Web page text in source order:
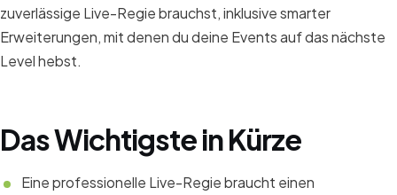
zuverlässige Live-Regie brauchst, inklusive smarter
Erweiterungen, mit denen du deine Events auf das nächste
Level hebst.
Das Wichtigste in Kürze
Eine professionelle Live-Regie braucht einen